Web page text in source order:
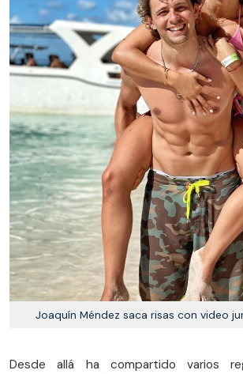
Joaquín Méndez saca risas con video
Desde allá ha compartido varios